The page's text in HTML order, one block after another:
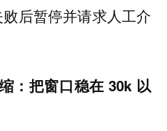
后暂停并请求人工介
：把窗口稳在 30k 以